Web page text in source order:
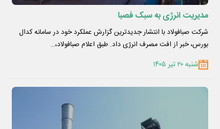
مدیریت انرژی به سبک فصبا
شرکت صبافولاد با انتشار جدیدترین گزارش عملکرد خود در سامانه کدال
بورس، خبر از افت مصرف انرژی داد. طبق اعلام صبافولاد،…
شنبه ۲۰ تیر ۱۴۰۵